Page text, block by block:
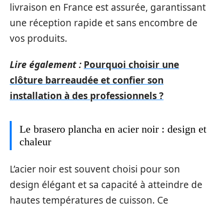
livraison en France est assurée, garantissant
une réception rapide et sans encombre de
vos produits.
Lire également : Pourquoi choisir une
clôture barreaudée et confier son
installation à des professionnels ?
Le brasero plancha en acier noir : design et
chaleur
L’acier noir est souvent choisi pour son
design élégant et sa capacité à atteindre de
hautes températures de cuisson. Ce